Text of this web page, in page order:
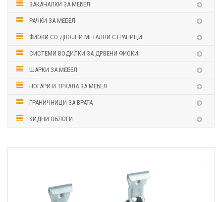
ЗАКАЧАЛКИ ЗА МЕБЕЛ
РАЧКИ ЗА МЕБЕЛ
ФИОКИ СО ДВОЈНИ МЕТАЛНИ СТРАНИЦИ
СИСТЕМИ ВОДИЛКИ ЗА ДРВЕНИ ФИОКИ
ШАРКИ ЗА МЕБЕЛ
НОГАРИ И ТРКАЛА ЗА МЕБЕЛ
ГРАНИЧНИЦИ ЗА ВРАТА
ЅИДНИ ОБЛОГИ